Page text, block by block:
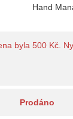
Hand
byla 500 Kč.
Prodáno